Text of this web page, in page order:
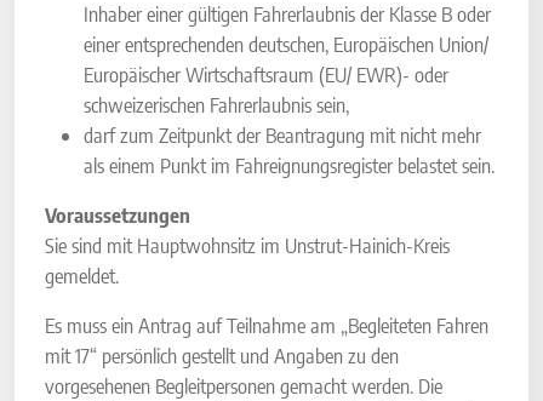
Inhaber einer gültigen Fahrerlaubnis der Klasse B oder
einer entsprechenden deutschen, Europäischen Union/
Europäischer Wirtschaftsraum (EU/ EWR)- oder
schweizerischen Fahrerlaubnis sein,
darf zum Zeitpunkt der Beantragung mit nicht mehr
als einem Punkt im Fahreignungsregister belastet sein.
Voraussetzungen
Sie sind mit Hauptwohnsitz im Unstrut-Hainich-Kreis
gemeldet.
Es muss ein Antrag auf Teilnahme am „Begleiteten Fahren
mit 17“ persönlich gestellt und Angaben zu den
vorgesehenen Begleitpersonen gemacht werden. Die